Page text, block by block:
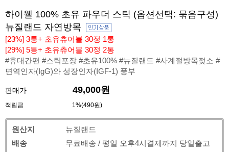
하이웰 100% 초유 파우더 스틱 (옵션선택: 묶음구성)
뉴질랜드 자연방목
[23%] 3통+ 초유츄어블 30정 1통
[29%] 5통+ 초유츄어블 30정 2통
#휴대간편 #스틱포장 #초유100% #뉴질랜드 #사계절방목젖소 #
면역인자(IgG)와 성장인자(IGF-1) 풍부
판매가 49,000원
적립금 1%(490원)
원산지
뉴질랜드
배송
무료배송 / 평일 오후4시결제까지 당일출고